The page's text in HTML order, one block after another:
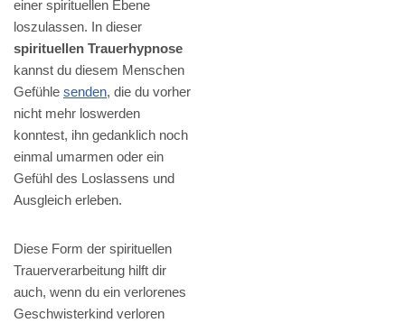
einer spirituellen Ebene
loszulassen. In dieser
spirituellen Trauerhypnose
kannst du diesem Menschen
Gefühle senden, die du vorher
nicht mehr loswerden
konntest, ihn gedanklich noch
einmal umarmen oder ein
Gefühl des Loslassens und
Ausgleich erleben.
Diese Form der spirituellen
Trauerverarbeitung hilft dir
auch, wenn du ein verlorenes
Geschwisterkind verloren